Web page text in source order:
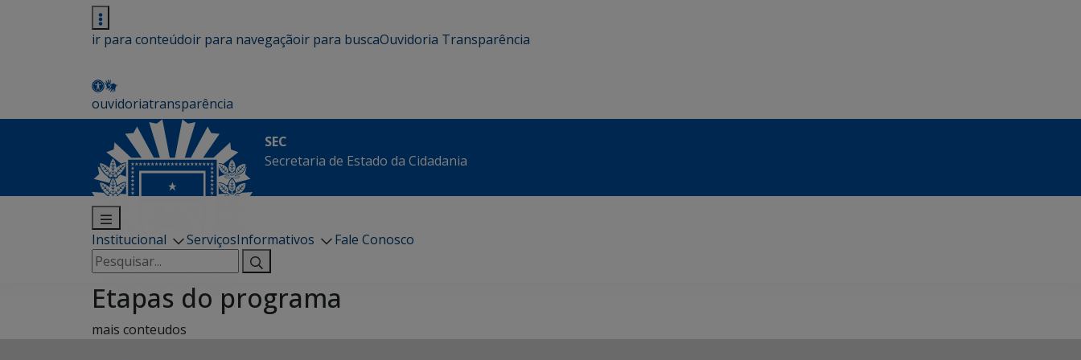
ir para conteúdoir para navegaçãoir para buscaOuvidoria Transparência
ouvidoriatransparência
SEC
Secretaria de Estado da Cidadania
Institucional ServiçosInformativos
Fale Conosco
Pesquisar
por:
Etapas do programa
mais conteudos